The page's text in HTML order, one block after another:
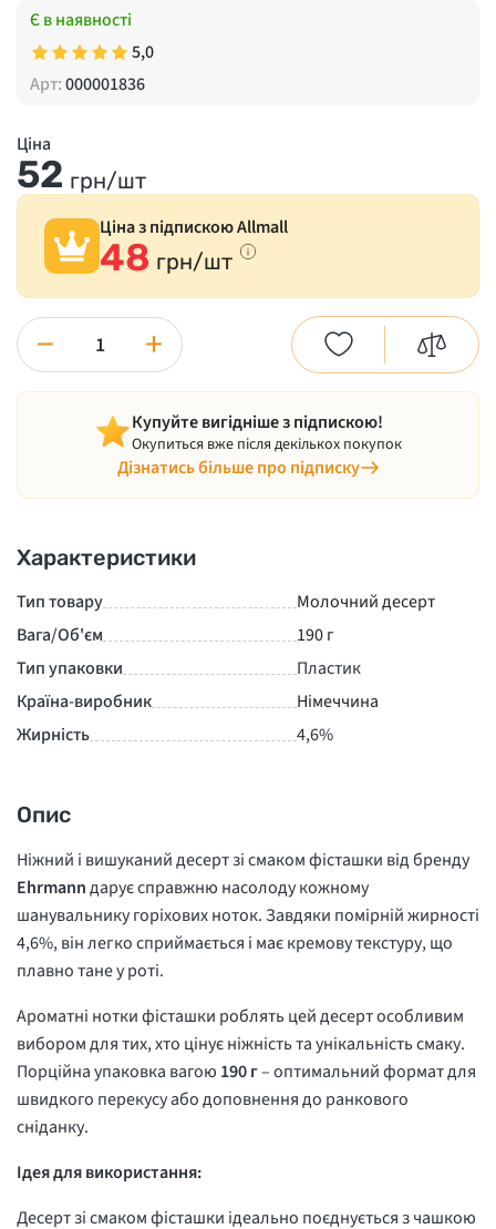
Є в наявності
5,0
Арт:000001836
Ціна
52 грн/шт
Ціна з підпискою Allmall
48 грн/шт
− +
Купуйте вигідніше з підпискою!
Окупиться вже після декількох покупок
Дізнатись більше про підписку
Характеристики
Тип товару
Молочний десерт
Вага/Об'єм
190 г
Тип упаковки
Пластик
Країна-виробник
Німеччина
Жирність
4,6%
Опис
Ніжний і вишуканий десерт зі смаком фісташки від бренду
Ehrmannдарує справжню насолоду кожному
шанувальнику горіхових ноток. Завдяки помірній жирності
4,6%, він легко сприймається і має кремову текстуру, що
плавно тане у роті.
Ароматні нотки фісташки роблять цей десерт особливим
вибором для тих, хто цінує ніжність та унікальність смаку.
Порційна упаковка вагою 190 г– оптимальний формат для
швидкого перекусу або доповнення до ранкового
сніданку.
Ідея для використання:
Десерт зі смаком фісташки ідеально поєднується з чашкою